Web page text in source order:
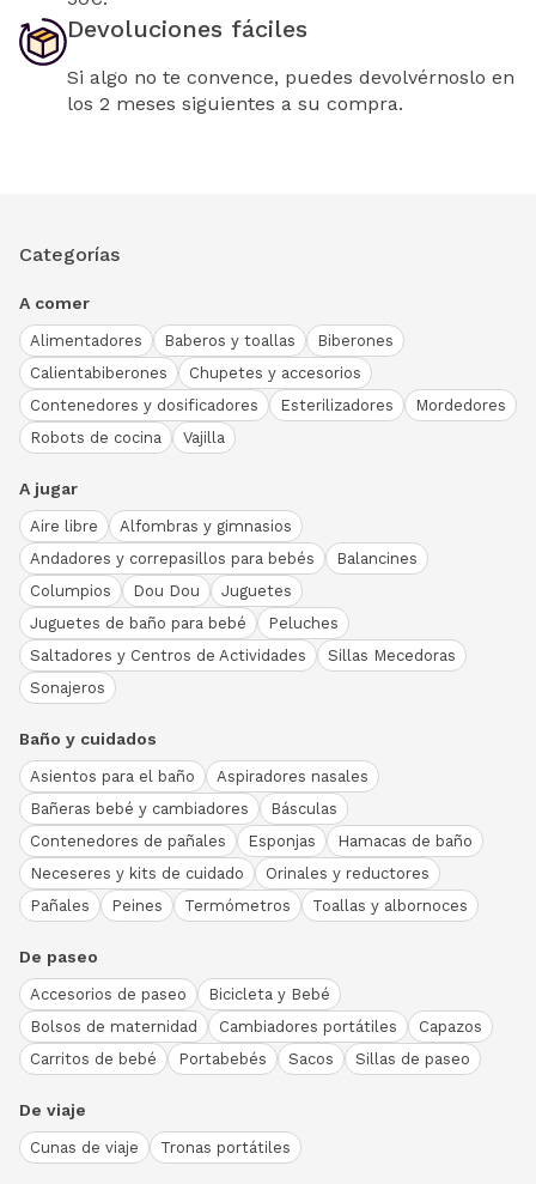
Devoluciones fáciles
Si algo no te convence, puedes devolvérnoslo en
los 2 meses siguientes a su compra.
Categorías
A comer
Alimentadores Baberos y toallas
Biberones
Calientabiberones
Chupetes y accesorios
Contenedores y dosificadores
Esterilizadores
Mordedores
Robots de cocina
Vajilla
A jugar
Aire libre
Alfombras y gimnasios
Andadores y correpasillos para bebés
Balancines
Columpios
Dou Dou
Juguetes
Juguetes de baño para bebé
Peluches
Saltadores y Centros de Actividades
Sillas Mecedoras
Sonajeros
Baño y cuidados
Asientos para el baño
Aspiradores nasales
Bañeras bebé y cambiadores
Básculas
Contenedores de pañales
Esponjas
Hamacas de baño
Neceseres y kits de cuidado
Orinales y reductores
Pañales
Peines Termómetros Toallas y albornoces
De paseo
Accesorios de paseo
Bicicleta y Bebé
Bolsos de maternidad
Cambiadores portátiles
Capazos
Carritos de bebé
Portabebés Sacos Sillas de paseo
De viaje
Cunas de viaje Tronas portátiles